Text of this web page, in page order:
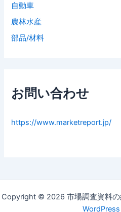
自動車
農林水産
部品/材料
お問い合わせ
https://www.marketreport.jp/
Copyright © 2026 市場調査資料